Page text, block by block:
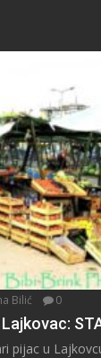
Bilić 0
pijac u